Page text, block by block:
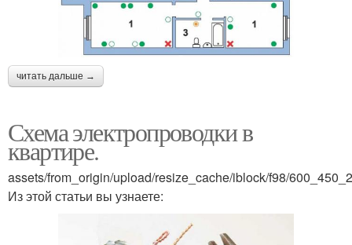
читать дальше →
Схема электропроводки в
квартире.
assets/from_origin/upload/resize_cache/iblock/f98/
Из этой статьи вы узнаете: